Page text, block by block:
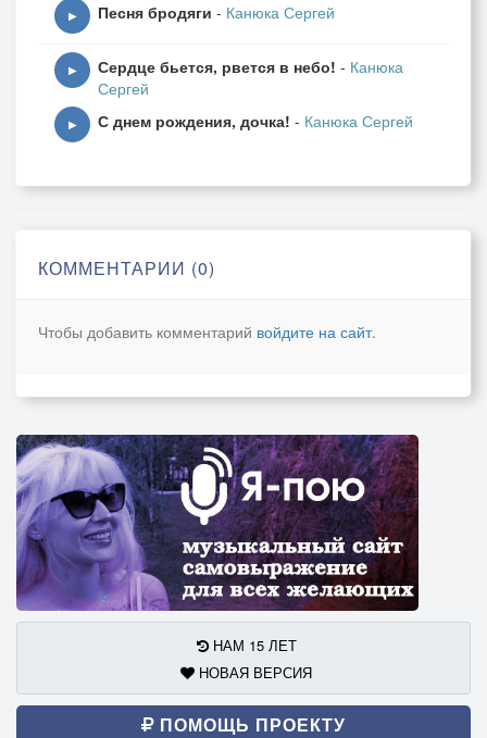
Чем занимался, с кем дружил,
Забыл про все, одну тебя целуя!
Лишь облик твой волнует кровь,
Когда с тобою мы одни –
Любви мгновений вновь огонь смакуя,
Ты – мой закат, ты – мой рассвет!
Аллилуйя, Аллилуйя,
Аллилуйя, Аллилуйя!
Я знаю, есть на свете Бог
И ждет всех нас в конце итог
Какой – предположить я не рискую…
Но счастлив я судьбой такой –
Весь путь пройти с моей Родной,
Женой моей прекрасной, Аллилуйя!
Аллилуйя, Аллилуйя,
Аллилуйя, Аллилуйя!
▶ Песня бродяги - Канюка Сергей
▶ Сердце бьется, рвется в небо! - Канюка
Сергей
▶ С днем рождения, дочка! - Канюка Сергей
КОММЕНТАРИИ (0)
Чтобы добавить комментарий войдите на сайт.
НАМ 15 ЛЕТ
НОВАЯ ВЕРСИЯ
ПОМОЩЬ ПРОЕКТУ